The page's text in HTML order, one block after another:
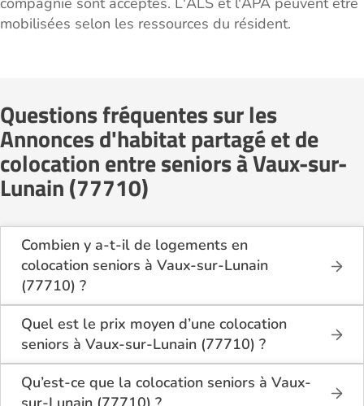
mobilisées selon les ressources du résident.
Questions fréquentes sur les
Annonces d'habitat partagé et de
colocation entre seniors à Vaux-sur-
Lunain (77710)
Combien y a-t-il de logements en
colocation seniors à Vaux-sur-Lunain
(77710) ?
Sur Logement-seniors.com, on recense actuellement
1 offres de colocation seniors à Vaux-sur-Lunain
(77710) en 2026. Ces logements se situent dans
différents quartiers, à proximité des commerces, des
transports et des services médicaux.
Quel est le prix moyen d’une colocation
seniors à Vaux-sur-Lunain (77710) ?
Le coût d’une colocation seniors à Vaux-sur-Lunain
(77710) varie selon la taille du logement, le quartier
et les services inclus. Le loyer mensuel minimum est
Qu’est-ce que la colocation seniors à Vaux-